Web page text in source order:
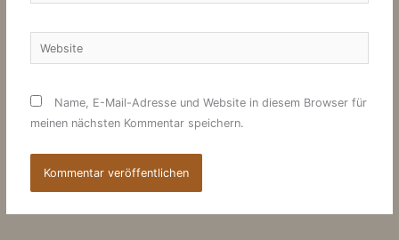
Website
Name, E-Mail-Adresse und Website in diesem Browser für
meinen nächsten Kommentar speichern.